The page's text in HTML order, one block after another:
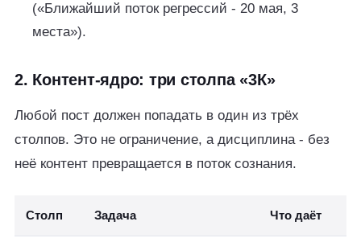
(«Ближайший поток регрессий - 20 мая, 3
места»).
2. Контент-ядро: три столпа «3К»
Любой пост должен попадать в один из трёх
столпов. Это не ограничение, а дисциплина - без
неё контент превращается в поток сознания.
Столп Задача Что даёт